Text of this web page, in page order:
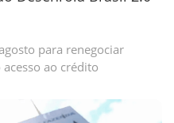
para renegociar
ao crédito